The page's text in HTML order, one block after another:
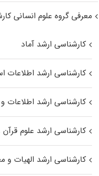
معرفی گروه علوم انسانی
کارشناسی ارشد آماد
کارشناسی ارشد اطلاعات
کارشناسی ارشد
کارشناسی ارشد علوم
کارشناسی ارشد